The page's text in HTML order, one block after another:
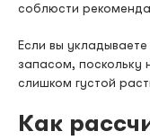
соблюсти
Если вы
запасом,
слишком густой
Как